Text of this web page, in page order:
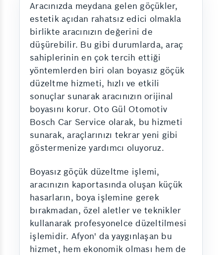
Aracınızda meydana gelen göçükler,
estetik açıdan rahatsız edici olmakla
birlikte aracınızın değerini de
düşürebilir. Bu gibi durumlarda, araç
sahiplerinin en çok tercih ettiği
yöntemlerden biri olan boyasız göçük
düzeltme hizmeti, hızlı ve etkili
sonuçlar sunarak aracınızın orijinal
boyasını korur. Oto Gül Otomotiv
Bosch Car Service olarak, bu hizmeti
sunarak, araçlarınızı tekrar yeni gibi
göstermenize yardımcı oluyoruz.
Boyasız göçük düzeltme işlemi,
aracınızın kaportasında oluşan küçük
hasarların, boya işlemine gerek
bırakmadan, özel aletler ve teknikler
kullanarak profesyonelce düzeltilmesi
işlemidir. Afyon' da yaygınlaşan bu
hizmet, hem ekonomik olması hem de